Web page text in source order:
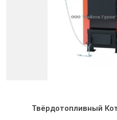
Твёрдотопливный